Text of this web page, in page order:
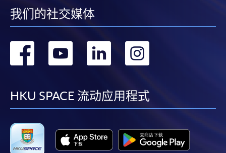
我们的社交媒体
转
facebook
转
youtube
转
linkedin
转
HKU SPACE 流动应用程式